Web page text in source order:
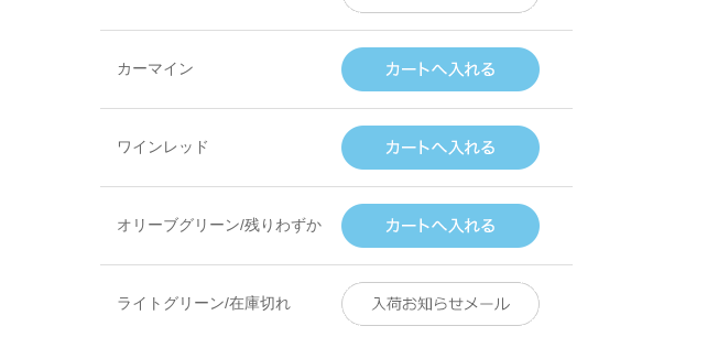
カーマイン
ワインレッド
オリーブグリーン/残りわずか
ライトグリーン/在庫切れ